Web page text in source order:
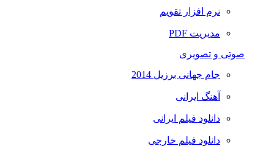
نرم افزار تقویم
مدیریت PDF
صوتی و تصویری
جام جهانی برزیل 2014
آهنگ ایرانی
دانلود فیلم ایرانی
دانلود فیلم خارجی